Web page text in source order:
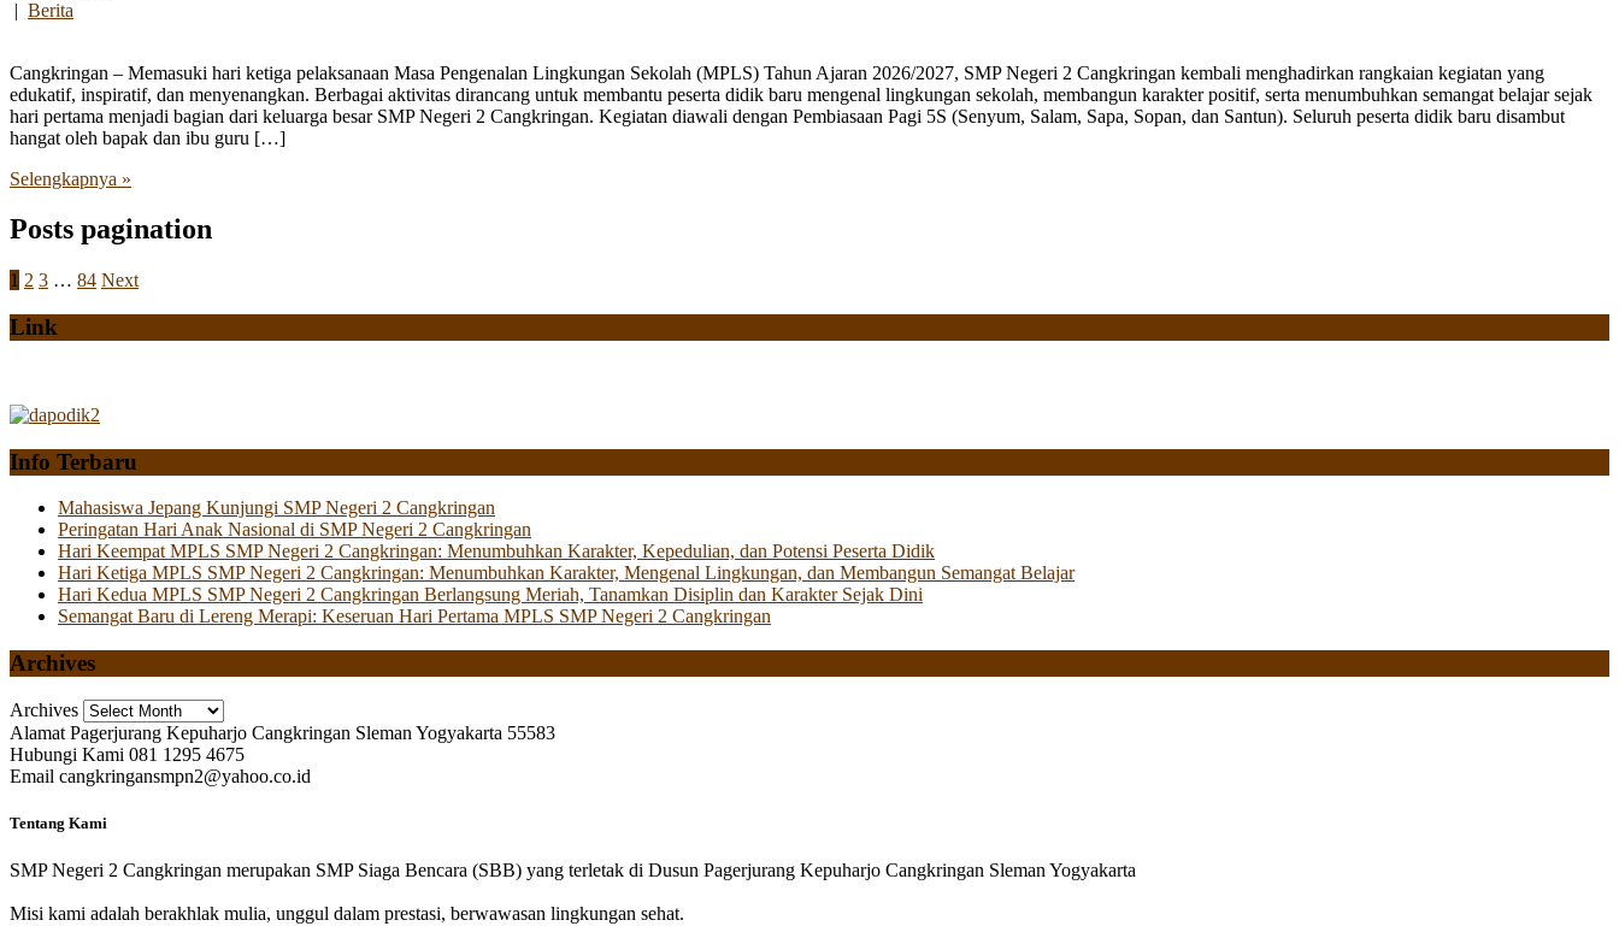
| Berita
Cangkringan – Memasuki hari ketiga pelaksanaan Masa Pengenalan Lingkungan Sekolah (MPLS) Tahun Ajaran 2026/2027, SMP Negeri 2 Cangkringan kembali menghadirkan rangkaian kegiatan yang
edukatif, inspiratif, dan menyenangkan. Berbagai aktivitas dirancang untuk membantu peserta didik baru mengenal lingkungan sekolah, membangun karakter positif, serta menumbuhkan semangat belajar sejak
hari pertama menjadi bagian dari keluarga besar SMP Negeri 2 Cangkringan. Kegiatan diawali dengan Pembiasaan Pagi 5S (Senyum, Salam, Sapa, Sopan, dan Santun). Seluruh peserta didik baru disambut
hangat oleh bapak dan ibu guru […]
Selengkapnya »
Posts pagination
1 2 3 … 84 Next
Link
Info Terbaru
Mahasiswa Jepang Kunjungi SMP Negeri 2 Cangkringan
Peringatan Hari Anak Nasional di SMP Negeri 2 Cangkringan
Hari Keempat MPLS SMP Negeri 2 Cangkringan: Menumbuhkan Karakter, Kepedulian, dan Potensi Peserta Didik
Hari Ketiga MPLS SMP Negeri 2 Cangkringan: Menumbuhkan Karakter, Mengenal Lingkungan, dan Membangun Semangat Belajar
Hari Kedua MPLS SMP Negeri 2 Cangkringan Berlangsung Meriah, Tanamkan Disiplin dan Karakter Sejak Dini
Semangat Baru di Lereng Merapi: Keseruan Hari Pertama MPLS SMP Negeri 2 Cangkringan
Archives
Archives
Alamat Pagerjurang Kepuharjo Cangkringan Sleman Yogyakarta 55583
Hubungi Kami 081 1295 4675
Email cangkringansmpn2@yahoo.co.id
Tentang Kami
SMP Negeri 2 Cangkringan merupakan SMP Siaga Bencara (SBB) yang terletak di Dusun Pagerjurang Kepuharjo Cangkringan Sleman Yogyakarta
Misi kami adalah berakhlak mulia, unggul dalam prestasi, berwawasan lingkungan sehat.